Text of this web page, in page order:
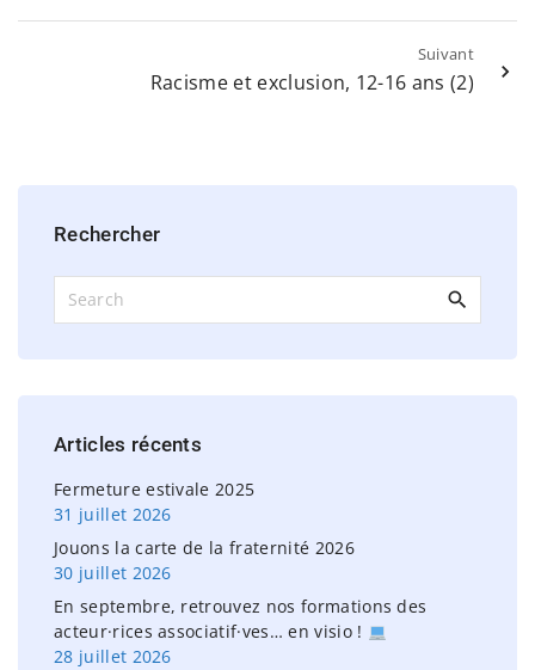
Suivant
Racisme et exclusion, 12-16 ans (2)
Rechercher
Articles récents
Fermeture estivale 2025
31 juillet 2026
Jouons la carte de la fraternité 2026
30 juillet 2026
En septembre, retrouvez nos formations des
acteur·rices associatif·ves… en visio !
28 juillet 2026